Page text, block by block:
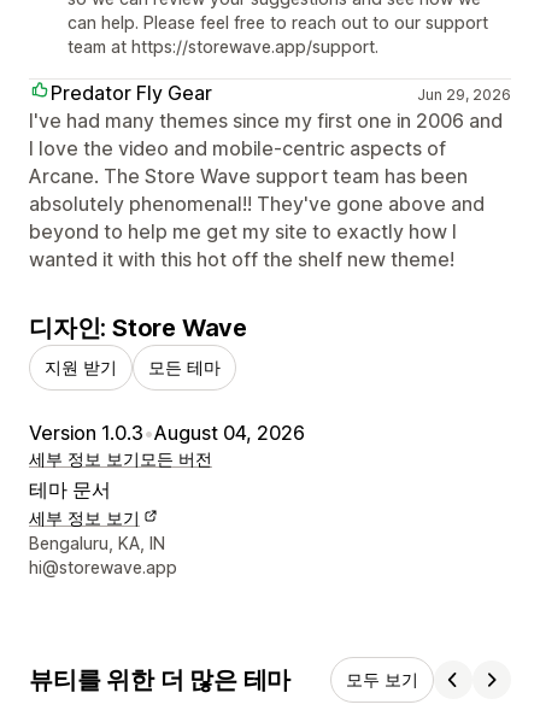
can help. Please feel free to reach out to our support
team at https://storewave.app/support.
Predator Fly Gear Jun 29, 2026
I've had many themes since my first one in 2006 and
I love the video and mobile-centric aspects of
Arcane. The Store Wave support team has been
absolutely phenomenal!! They've gone above and
beyond to help me get my site to exactly how I
wanted it with this hot off the shelf new theme!
디자인: Store Wave
지원 받기 모든 테마
Version 1.0.3•August 04, 2026
세부 정보 보기모든 버전
테마 문서
세부 정보 보기
디자이너 연락처 세부 정보
Bengaluru, KA, IN
hi@storewave.app
뷰티를 위한 더 많은 테마 모두 보기